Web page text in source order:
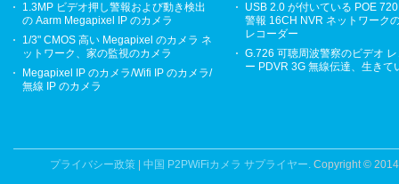
1.3MP ビデオ押し警報および動き検出
の Aarm Megapixel IP のカメラ
1/3" CMOS 高い Megapixel のカメラ ネ
ットワーク、家の監視のカメラ
Megapixel IP のカメラ/Wifi IP のカメラ/
無線 IP のカメラ
USB 2.0 が付いている POE
警報 16CH NVR ネットワーク
レコーダー
G.726 可聴周波警察のビデオ
ー PDVR 3G 無線伝達、生きて
プライバシー政策 中国 P2PWiFiカメラ サプライヤー. Copyright ©